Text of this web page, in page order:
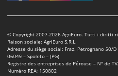
© Copyright 2007-2026 AgriEuro. Tutti i diritti
Raison sociale: AgriEuro S.R.L.
Adresse du siège social: Fraz. Petrognano 50/D
06049 – Spoleto – (PG)
Registre des entreprises de Pérouse – N° de
Numéro REA: 150802